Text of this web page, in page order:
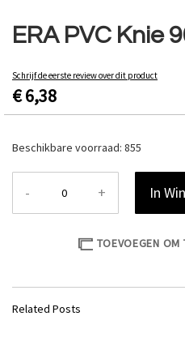
ERA PVC Knie
Schrijf de eerste review over dit product
€ 6,38
Beschikbare voorraad: 855
- + In
TOEVOEGEN OM
naar
het
van
de
afbeeldingen-
Related Posts